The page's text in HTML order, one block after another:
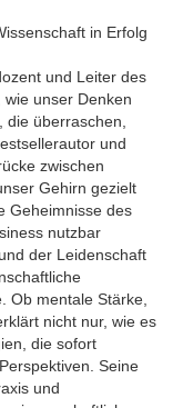
in Erfolg
und Leiter des
unser Denken
überraschen,
und
zwischen
Gehirn gezielt
Geheimnisse des
nutzbar
der Leidenschaft
Ob mentale Stärke,
nicht nur, wie es
die sofort
Seine
und